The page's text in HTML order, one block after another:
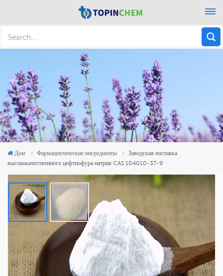
Дом Фармацевтические ингредиенты
Заводская поставка
высококачественного цефтиофура натрия CAS 104010-37-9
Заводская Поставка
Высококачественного Цефтиофура
Натрия CAS 104010-37-9